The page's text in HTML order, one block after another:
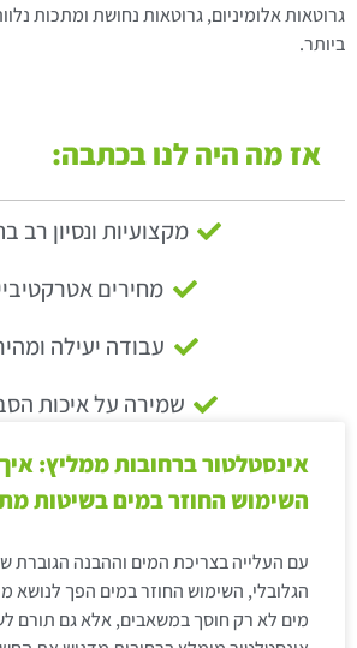
גרוטאות אלומיניום, גרוטאות נחושת ומתכות
ביותר.
אז מה היה לנו בכתבה:
מקצועיות ונסיון רב
מחירים
עבודה יעילה
שמירה על איכות
אינסטלטור ברחובות ממליץ:
השימוש החוזר במים בשיטות
עם העלייה בצריכת המים וההבנה הגוברת
הגלובלי, השימוש החוזר במים הפך לנושא
מים לא רק חוסך במשאבים, אלא גם תורם